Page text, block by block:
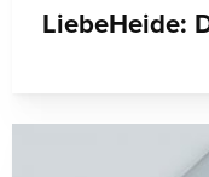
LiebeHeide: